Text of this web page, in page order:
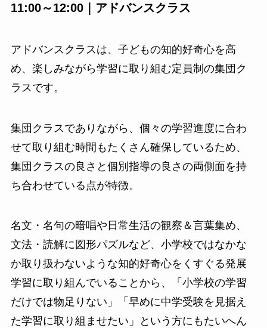
11:00～12:00｜アドバンスクラス
アドバンスクラスは、子どもの知的好奇心を高
め、楽しみながら学習に取り組む定員制の集団ク
ラスです。
集団クラスでありながら、個々の学習進度に合わ
せて取り組む時間もたくさん確保しているため、
集団クラスの良さと個別指導の良さの両側面を持
ち合わせている点が特徴。
名文・名句の暗唱や日常生活の観察＆言葉集め、
文法・読解に図形パズルなど、小学校ではなかな
か取り扱わないような知的好奇心をくすぐる発展
学習に取り組んでいることから、「小学校の学習
だけでは物足りない」「早めに中学受験を見据え
た学習に取り組ませたい」という方にもたいへん